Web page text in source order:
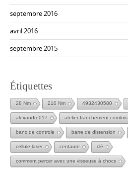
septembre 2016
avril 2016
septembre 2015
Étiquettes
28 Nm 210 Nm 4932430580
alexandre017 atelier franchement comtois
banc de controle barre de distension
cellule laser centaure clé
comment percer avec une visseuse à chocs